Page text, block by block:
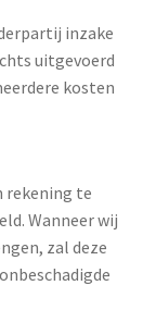
inzake
uitgevoerd
kosten
rekening te
Wanneer wij
zal deze